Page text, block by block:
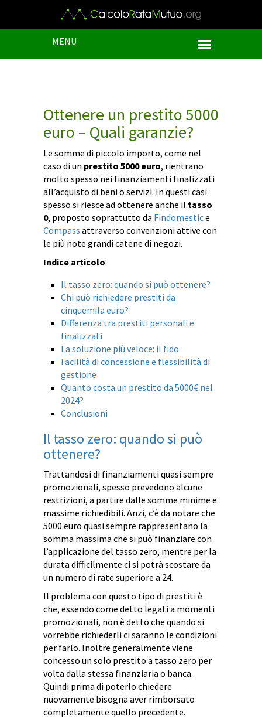
MENU
Ottenere un prestito 5000
euro – Quali garanzie?
Le somme di piccolo importo, come nel
caso di un prestito 5000 euro, rientrano
molto spesso nei finanziamenti finalizzati
all’acquisto di beni o servizi. In questi casi
spesso si riesce ad ottenere anche il tasso
0, proposto soprattutto da Findomestice
Compass attraverso convenzioni attive con
le più note grandi catene di negozi.
Indice articolo
Il tasso zero: quando si può ottenere?
Chi può richiedere prestiti da
cinquemila euro?
Differenza tra prestiti personali e
finalizzati
La soluzione più veloce: il fido
Facilità di concessione e flessibilità di
gestione
Quanto costa un prestito da 5000€ nel
2024?
Conclusioni
Il tasso zero: quando si può
ottenere?
Trattandosi di finanziamenti quasi sempre
promozionali, spesso prevedono alcune
restrizioni, a partire dalle somme minime e
massime richiedibili. Anzi, c’è da notare che
5000 euro quasi sempre rappresentano la
somma massima che si può finanziare con
l’applicazione del tasso zero, mentre per la
durata difficilmente ci si potrà scostare da
un numero di rate superiore a 24.
Il problema con questo tipo di prestiti è
che, essendo come detto legati a momenti
promozionali, non è detto che quando si
vorrebbe richiederli ci saranno le condizioni
per farlo. Inoltre generalmente viene
concesso un solo prestito a tasso zero per
volta dalla stessa finanziaria o banca.
Quindi prima di poterlo chiedere
nuovamente bisogna aver rimborsato
completamente quello precedente.